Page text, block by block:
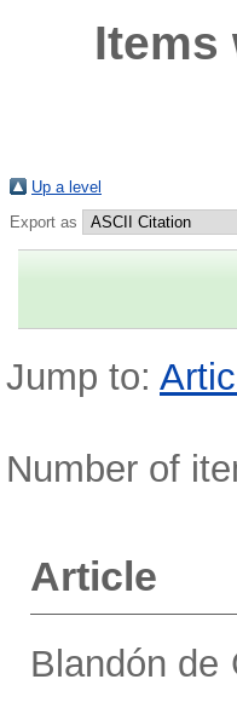
Items
Up a level
Export as
Jump to:
Number of
Article
Blandón de